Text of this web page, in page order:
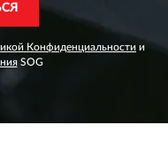
Конфиденциальности и
SOG